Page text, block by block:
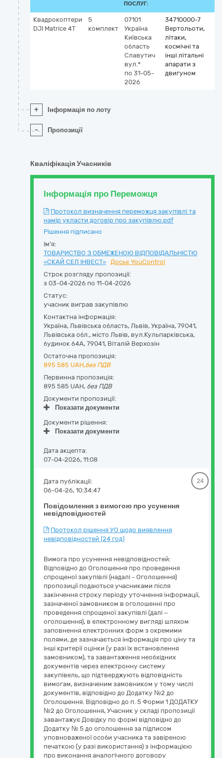
ПОСЛУГ:
Квадрокоптери
DJI Matrice 4T
5
комплект
07101
Україна
Київська
область
Славутич
вул.*
по 31-05-
2026
34710000-7
Вертольоти,
літаки,
космічні та
інші літальні
апарати з
двигуном
+ Інформація по лоту
- Пропозиції
Кваліфікація Учасників
Інформація про Переможця
Протокол визначення переможця закупівлі та
намір укласти договір про закупівлю.pdf
Рішення підписано
Ім'я:
ТОВАРИСТВО З ОБМЕЖЕНОЮ ВІДПОВІДАЛЬНІСТЮ
«СКАЙ СЕЛ ІНВЕСТ» Досьє YouControl
Строк розгляду пропозиції:
з 03-04-2026 по 11-04-2026
Статус:
учасник виграв закупівлю
Контактна інформація:
Україна, Львівська область, Львів, Україна, 79041,
Львівська обл., місто Львів, вул.Кульпарківська,
будинок 64А, 79041, Віталій Верхозін
Остаточна пропозиція:
895 585 UAH,без ПДВ
Первинна пропозиція:
895 585 UAH, без ПДВ
Документи пропозиції:
Показати документи
Документи рішення:
Показати документи
Дата акцепта:
07-04-2026, 11:08
Повідомлення з вимогою про усунення
невідповідностей
Дата публікації:
06-04-26, 10:34:47
24
Протокол рішення УО щодо виявлення
невідповідностей (24 год)
Вимога про усунення невідповідностей:
Відповідно до Оголошення про проведення
спрощеної закупівлі (надалі - Оголошення)
пропозиції подаються учасниками після
закінчення строку періоду уточнення інформації,
зазначеної замовником в оголошенні про
проведення спрощеної закупівлі (далі –
оголошення), в електронному вигляді шляхом
заповнення електронних форм з окремими
полями, де зазначається інформація про ціну та
інші критерії оцінки (у разі їх встановлення
замовником), та завантаження необхідних
документів через електронну систему
закупівель, що підтверджують відповідність
вимогам, визначеним замовником у тому числі
документів, відповідно до Додатку №2 до
Оголошення. Відповідно до п. 5 Форми 1 ДОДАТКУ
№2 до Оголошення, Учасник у складі пропозиції
завантажує Довідку по формі відповідно до
Додатку № 5 до оголошення за підписом
уповноваженої особи учасника та завіреною
печаткою (у разі використання) з інформацією
про виконання аналогічного договору